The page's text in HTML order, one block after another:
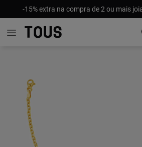
-15% extra na compra de 2 ou mais